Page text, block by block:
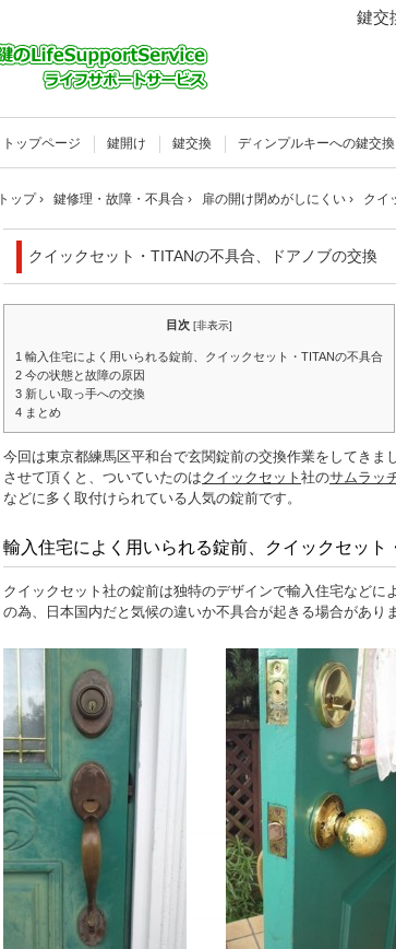
鍵交
トップページ 鍵開け 鍵交換 ディンプルキーへの鍵交換
トップ› 鍵修理・故障・不具合 › 扉の開け閉めがしにくい › クイ
クイックセット・TITANの不具合、ドアノブの交換
目次 [非表示]
1 輸入住宅によく用いられる錠前、クイックセット・TITANの不具合
2 今の状態と故障の原因
3 新しい取っ手への交換
4 まとめ
今回は東京都練馬区平和台で玄関錠前の交換作業をしてき
させて頂くと、ついていたのはクイックセット 社のサムラッ
などに多く取付けられている人気の錠前です。
輸入住宅によく用いられる錠前、クイックセット
クイックセット社の錠前は独特のデザインで輸入住宅など
の為、日本国内だと気候の違いか不具合が起きる場合がありま